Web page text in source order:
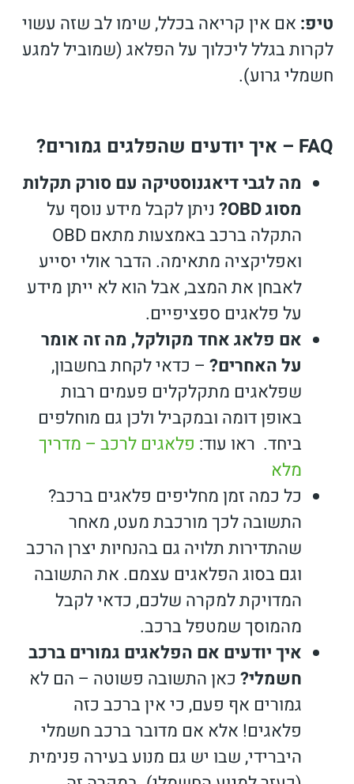
טיפ: אם אין קריאה בכלל, שימו לב שזה עשוי
לקרות בגלל ליכלוך על הפלאג (שמוביל למגע
חשמלי גרוע).
FAQ – איך יודעים שהפלגים גמורים?
מה לגבי דיאגנוסטיקה עם סורק תקלות
מסוג OBD?
ניתן לקבל מידע נוסף על
התקלה ברכב באמצעות מתאם OBD
ואפליקציה מתאימה. הדבר אולי יסייע
לאבחן את המצב, אבל הוא לא ייתן מידע
על פלאגים ספציפיים.
אם פלאג אחד מקולקל, מה זה אומר
על האחרים? – כדאי לקחת בחשבון,
שפלאגים מתקלקלים פעמים רבות
באופן דומה ובמקביל ולכן גם מוחלפים
ביחד. ראו עוד: פלאגים לרכב – מדריך
מלא
כל כמה זמן מחליפים פלאגים ברכב?
התשובה לכך מורכבת מעט, מאחר
שהתדירות תלויה גם בהנחיות יצרן הרכב
וגם בסוג הפלאגים עצמם. את התשובה
המדויקת למקרה שלכם, כדאי לקבל
מהמוסך שמטפל ברכב.
איך יודעים אם הפלאגים גמורים ברכב
חשמלי? כאן התשובה פשוטה – הם לא
גמורים אף פעם, כי אין ברכב כזה
פלאגים! אלא אם מדובר ברכב חשמלי
היברידי, שבו יש גם מנוע בעירה פנימית